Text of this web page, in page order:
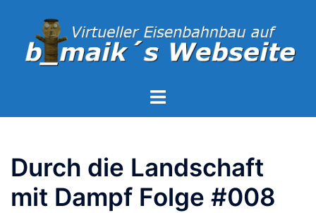
springen
Menü
Durch die Landschaft
mit Dampf Folge #008